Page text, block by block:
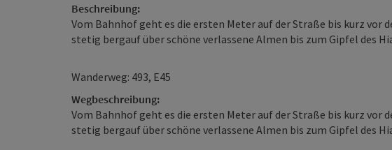
Beschreibung:
Vom Bahnhof geht es die ersten Meter auf der Straße bis kurz vor
stetig bergauf über schöne verlassene Almen bis zum Gipfel des
Wanderweg: 493, E45
Wegbeschreibung:
Vom Bahnhof geht es die ersten Meter auf der Straße bis kurz vor
stetig bergauf über schöne verlassene Almen bis zum Gipfel des